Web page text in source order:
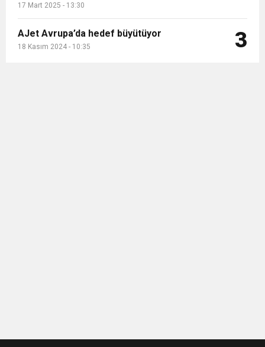
17 Mart 2025 - 13:30
AJet Avrupa’da hedef büyütüyor
18 Kasım 2024 - 10:35 3
siteleri